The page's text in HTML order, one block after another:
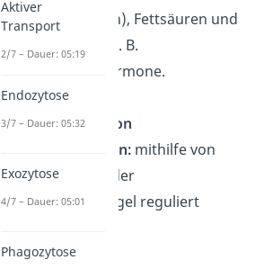
Biomembranen), Fettsäuren und
Hormone wie z. B.
Geschlechtshormone.
Speicherung von
Kohlenhydraten: mithilfe von
Glucose kann der
Blutzuckerspiegel reguliert
Aktiver
Transport
2/7 – Dauer: 05:19
Endozytose
3/7 – Dauer: 05:32
Exozytose
4/7 – Dauer: 05:01
Phagozytose